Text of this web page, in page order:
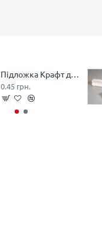
Підложка Крафт для еклеру 145*40*10
0.45 грн.